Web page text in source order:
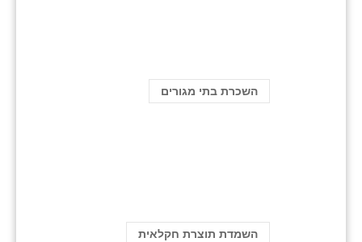
השכרת בתי מגורים
השמדת תוצרת חקלאית